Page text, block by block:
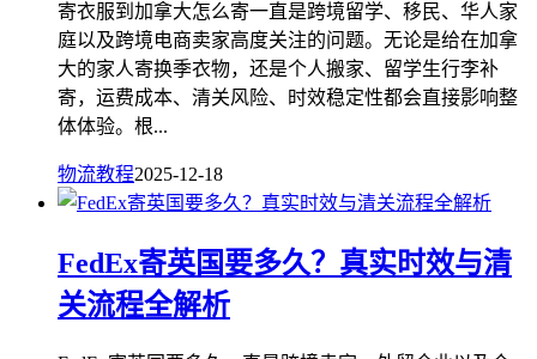
寄衣服到加拿大怎么寄一直是跨境留学、移民、华人家
庭以及跨境电商卖家高度关注的问题。无论是给在加拿
大的家人寄换季衣物，还是个人搬家、留学生行李补
寄，运费成本、清关风险、时效稳定性都会直接影响整
体体验。根...
物流教程2025-12-18
FedEx寄英国要多久？真实时效与清
关流程全解析